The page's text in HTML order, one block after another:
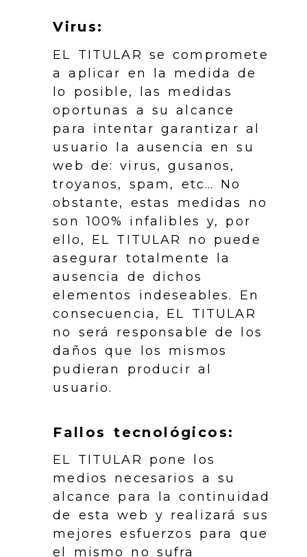
Virus:
EL TITULAR se compromete
a aplicar en la medida de
lo posible, las medidas
oportunas a su alcance
para intentar garantizar al
usuario la ausencia en su
web de: virus, gusanos,
troyanos, spam, etc… No
obstante, estas medidas no
son 100% infalibles y, por
ello, EL TITULAR no puede
asegurar totalmente la
ausencia de dichos
elementos indeseables. En
consecuencia, EL TITULAR
no será responsable de los
daños que los mismos
pudieran producir al
usuario.
Fallos tecnológicos:
EL TITULAR pone los
medios necesarios a su
alcance para la continuidad
de esta web y realizará sus
mejores esfuerzos para que
el mismo no sufra